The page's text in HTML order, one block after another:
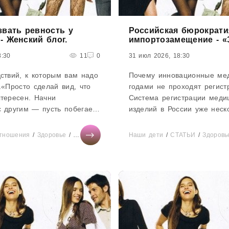
ревность у
Женский блог.
11 0
к которым вам надо
сделай вид, что
Начни
другим — пусть побегает
возрасте...
/ Здоровье / Мода/Тесты онлайн/ СТАТЬИ/Рецепты/Дом
Российская
импортозамещение -
31 июл 2026, 18:30
Почему инновационные
годами не проходят
Система регистрации
изделий в России уже
и экспертов отрасли.
Наши дети /СТАТЬИ /